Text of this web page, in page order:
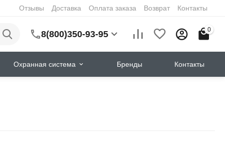
Отзывы Доставка Оплата заказа Возврат Контакты
8(800)350-93-95 0
Охранная система Бренды Контакты